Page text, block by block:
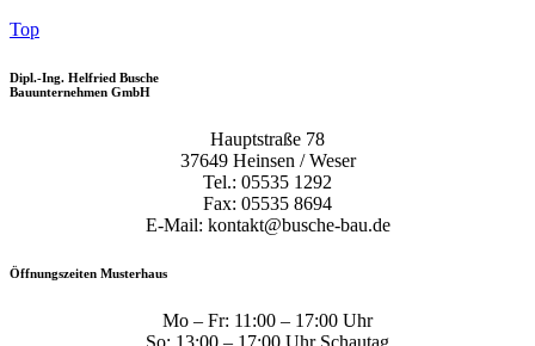
Top
Dipl.-Ing. Helfried Busche
Bauunternehmen GmbH
Hauptstraße 78
37649 Heinsen / Weser
Tel.: 05535 1292
Fax: 05535 8694
E-Mail: kontakt@busche-bau.de
Öffnungszeiten Musterhaus
Mo – Fr: 11:00 – 17:00 Uhr
So: 13:00 – 17:00 Uhr Schautag